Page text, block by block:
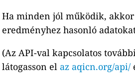
Ha minden jól működik,
eredményhez hasonló
(Az API-val kapcsolatos
látogasson el az aqicn.org/api/